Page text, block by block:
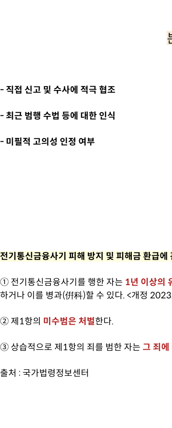
- 직접 신고 및 수사에 적극 협조
- 최근 범행 수법 등에 대한 인식
- 미필적 고의성 인정 여부
전기통신금융사기 피해 방지 및 피해금 환급
① 전기통신금융사기를 행한 자는 1년 이상의
하거나 이를 병과(倂科)할 수 있다. <개정
② 제1항의 미수범은 처벌한다.
③ 상습적으로 제1항의 죄를 범한 자는 그 죄
출처 : 국가법령정보센터